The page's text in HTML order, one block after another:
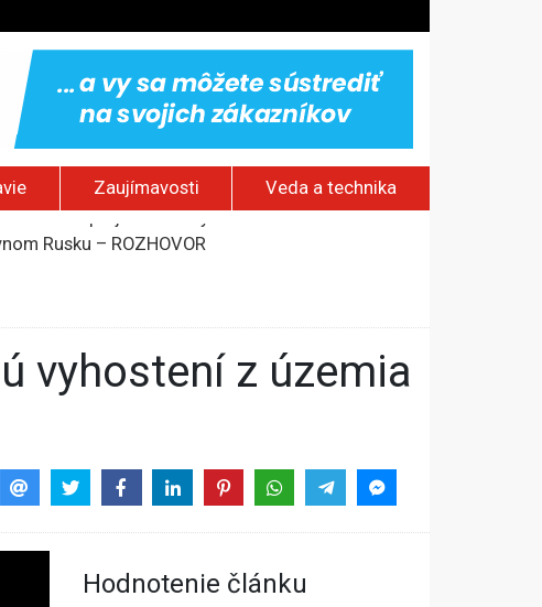
Zaujímavosti Veda a technika
Rusku – ROZHOVOR
prístavov
Hodnotenie článku